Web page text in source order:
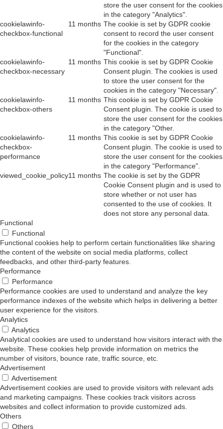
store the user consent for the cookies
in the category "Analytics".
cookielawinfo-
checkbox-functional
11 months The cookie is set by GDPR cookie
consent to record the user consent
for the cookies in the category
"Functional".
cookielawinfo-
checkbox-necessary
11 months This cookie is set by GDPR Cookie
Consent plugin. The cookies is used
to store the user consent for the
cookies in the category "Necessary".
cookielawinfo-
checkbox-others
11 months This cookie is set by GDPR Cookie
Consent plugin. The cookie is used to
store the user consent for the cookies
in the category "Other.
cookielawinfo-
checkbox-
performance
11 months This cookie is set by GDPR Cookie
Consent plugin. The cookie is used to
store the user consent for the cookies
in the category "Performance".
viewed_cookie_policy11 months The cookie is set by the GDPR
Cookie Consent plugin and is used to
store whether or not user has
consented to the use of cookies. It
does not store any personal data.
Functional
Functional
Functional cookies help to perform certain functionalities like sharing
the content of the website on social media platforms, collect
feedbacks, and other third-party features.
Performance
Performance
Performance cookies are used to understand and analyze the key
performance indexes of the website which helps in delivering a better
user experience for the visitors.
Analytics
Analytics
Analytical cookies are used to understand how visitors interact with the
website. These cookies help provide information on metrics the
number of visitors, bounce rate, traffic source, etc.
Advertisement
Advertisement
Advertisement cookies are used to provide visitors with relevant ads
and marketing campaigns. These cookies track visitors across
websites and collect information to provide customized ads.
Others
Others